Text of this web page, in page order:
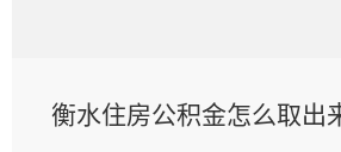
衡水住房公积金怎么取出